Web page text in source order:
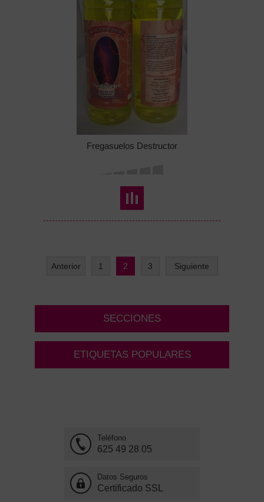
Fregasuelos Destructor
Anterior 1 2 3 Siguiente
SECCIONES
ETIQUETAS POPULARES
Teléfono
625 49 28 05
Datos Seguros
Certificado SSL